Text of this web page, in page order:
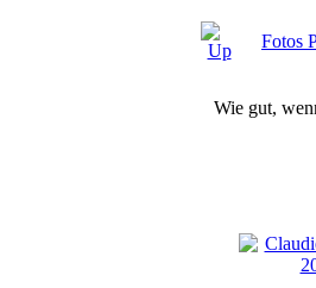
Fotos
Wie gut,